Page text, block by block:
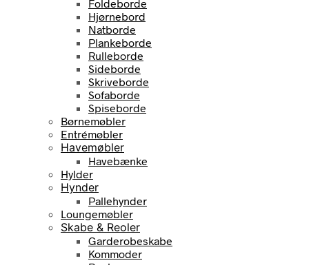
Foldeborde
Hjørnebord
Natborde
Plankeborde
Rulleborde
Sideborde
Skriveborde
Sofaborde
Spiseborde
Børnemøbler
Entrémøbler
Havemøbler
Havebænke
Hylder
Hynder
Pallehynder
Loungemøbler
Skabe & Reoler
Garderobeskabe
Kommoder